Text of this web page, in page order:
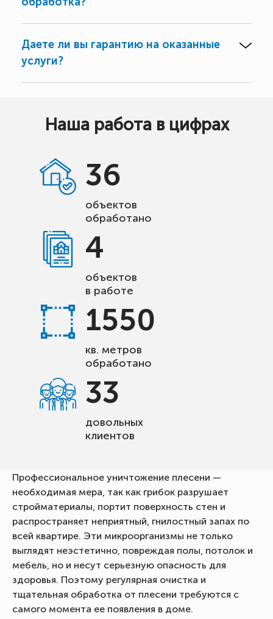
Даете ли вы гарантию на оказанные
услуги?
Наша работа в цифрах
36
объектов
обработано
4
объектов
в работе
1550
кв. метров
обработано
33
довольных
клиентов
Профессиональное уничтожение плесени —
необходимая мера, так как грибок разрушает
стройматериалы, портит поверхность стен и
распространяет неприятный, гнилостный запах по
всей квартире. Эти микроорганизмы не только
выглядят неэстетично, повреждая полы, потолок и
мебель, но и несут серьезную опасность для
здоровья. Поэтому регулярная очистка и
тщательная обработка от плесени требуются с
самого момента ее появления в доме.